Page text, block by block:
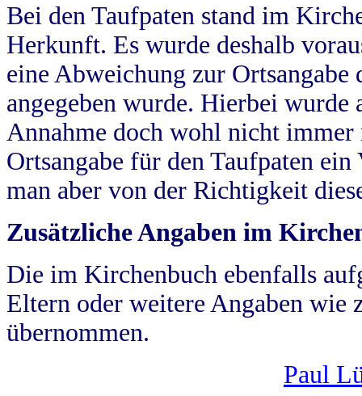
Bei den Taufpaten stand im
Herkunft. Es wurde deshalb
eine Abweichung zur
angegeben wurde. Hierbei wurde
Annahme doch wohl nicht
Ortsangabe für den Taufpaten
man aber von der Richtigkeit
Zusätzliche Angaben im
Die im Kirchenbuch ebenfalls
Eltern oder weitere Angaben wie
übernommen.
Paul